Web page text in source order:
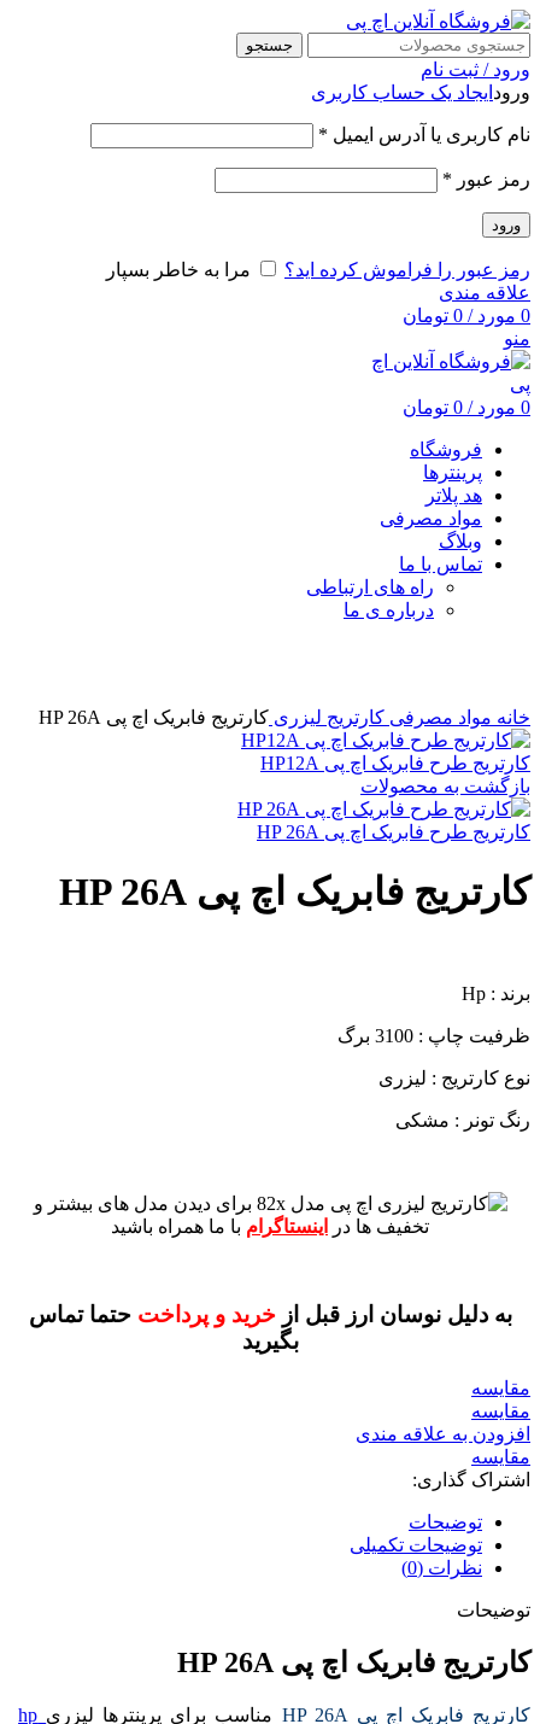
جستجو
ورود / ثبت نام
ورود ایجاد یک حساب کاربری
نام کاربری یا آدرس ایمیل *
رمز عبور *
ورود
رمز عبور را فراموش کرده اید؟
مرا به خاطر بسپار
علاقه مندی
0 مورد /
0 تومان
منو
0 مورد /
0 تومان
فروشگاه
پرینترها
هد پلاتر
مواد مصرفی
وبلاگ
تماس با ما
راه های ارتباطی
درباره ی ما
خانه مواد مصرفی کارتریج لیزری کارتریج فابریک اچ پی HP 26A
کارتریج طرح فابریک اچ پی HP12A
بازگشت به محصولات
کارتریج طرح فابریک اچ پی HP 26A
کارتریج فابریک اچ پی HP 26A
برند : Hp
ظرفیت چاپ : 3100 برگ
نوع کارتریج : لیزری
رنگ تونر : مشکی
برای دیدن مدل های بیشتر و
تخفیف ها در
اینستاگرام با ما همراه باشید
به دلیل نوسان ارز قبل از خرید و پرداختحتما تماس
بگیرید
مقايسه
مقایسه
افزودن به علاقه مندی
مقایسه
اشتراک گذاری:
توضیحات
توضیحات تکمیلی
نظرات (0)
توضیحات
کارتریج فابریک اچ پی HP 26A
کارتریج فابریک اچ پی HP 26A مناسب برای پرینترها لیزری